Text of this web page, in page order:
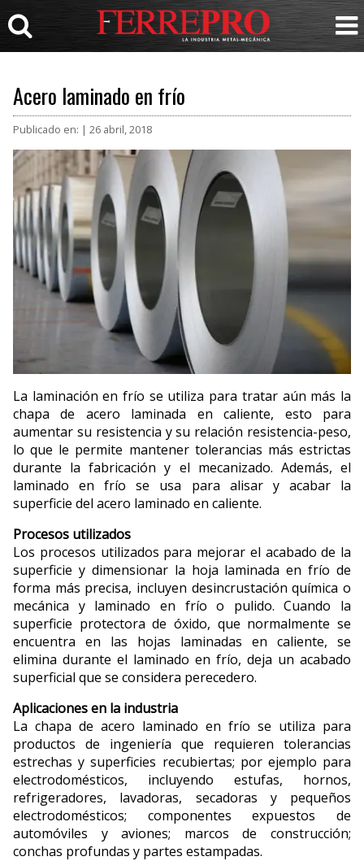
Acero laminado en frío
Publicado en: | 26 abril, 2018
La laminación en frío se utiliza para tratar aún más la
chapa de acero laminada en caliente, esto para
aumentar su resistencia y su relación resistencia-peso,
lo que le permite mantener tolerancias más estrictas
durante la fabricación y el mecanizado. Además, el
laminado en frío se usa para alisar y acabar la
superficie del acero laminado en caliente.
Procesos utilizados
Los procesos utilizados para mejorar el acabado de la
superficie y dimensionar la hoja laminada en frío de
forma más precisa, incluyen desincrustación química o
mecánica y laminado en frío o pulido. Cuando la
superficie protectora de óxido, que normalmente se
encuentra en las hojas laminadas en caliente, se
elimina durante el laminado en frío, deja un acabado
superficial que se considera perecedero.
Aplicaciones en la industria
La chapa de acero laminado en frío se utiliza para
productos de ingeniería que requieren tolerancias
estrechas y superficies recubiertas; por ejemplo para
electrodomésticos, incluyendo estufas, hornos,
refrigeradores, lavadoras, secadoras y pequeños
electrodomésticos; componentes expuestos de
automóviles y aviones; marcos de construcción;
conchas profundas y partes estampadas.